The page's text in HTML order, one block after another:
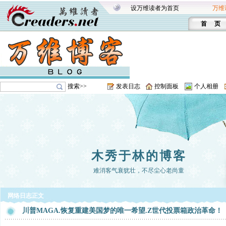
设万维读者为首页 万维
首 页
搜索>> 发表日志 控制面板 个人相册
木秀于林的博客
难消客气衰犹壮，不尽尘心老尚童
网络日志正文
川普MAGA.恢复重建美国梦的唯一希望.Z世代投票箱政治革命！